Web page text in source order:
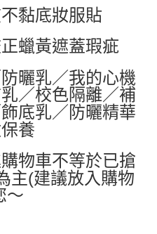
運費
運費
運費
查看運費
黏底妝服貼
蠟黃遮蓋瑕疵
曬乳／我的心機
／校色隔離／補
底乳／防曬精華
養
物車不等於已搶
主(建議放入購物
～